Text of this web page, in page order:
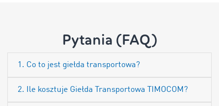
Pytania (FAQ)
1. Co to jest giełda transportowa?
2. Ile kosztuje Giełda Transportowa TIMOCOM?